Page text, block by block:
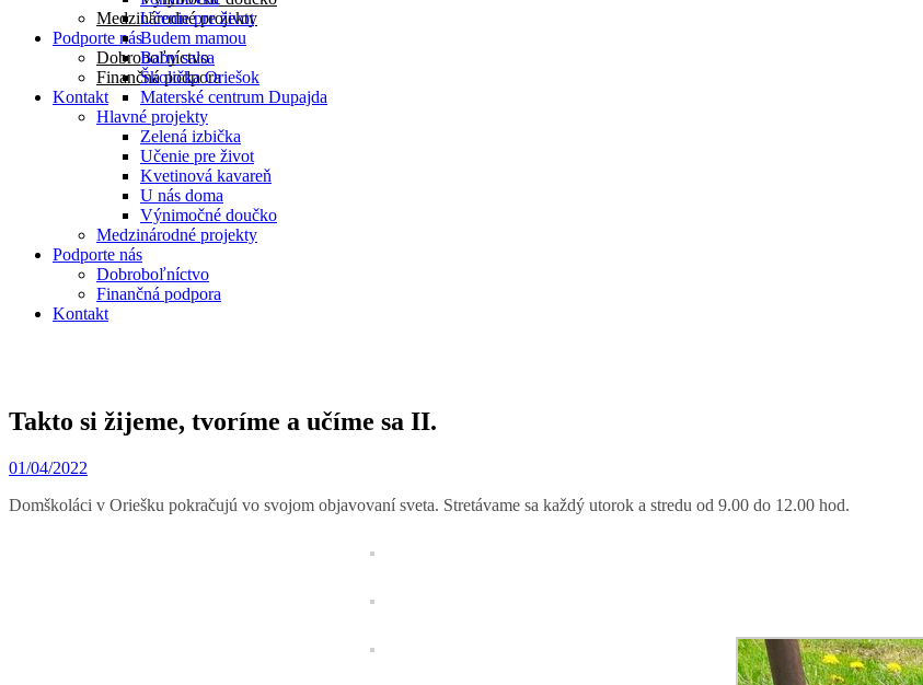
Medzinárodné projekty
Podporte nás
Dobroboľníctvo
Finančná podpora
Kontakt
Učenie pre život
Budem mamou
Baby salsa
Školička Oriešok
Materské centrum Dupajda
Hlavné projekty
Zelená izbička
Učenie pre život
Kvetinová kavareň
U nás doma
Výnimočné doučko
Medzinárodné projekty
Podporte nás
Dobroboľníctvo
Finančná podpora
Kontakt
Takto si žijeme, tvoríme a učíme sa II.
01/04/2022
Domškoláci v Oriešku pokračujú vo svojom objavovaní sveta. Stretávame sa každý utorok a stredu od 9.00 do 12.00 hod.